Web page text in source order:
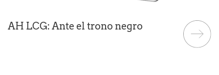
AH LCG: Ante el trono negro